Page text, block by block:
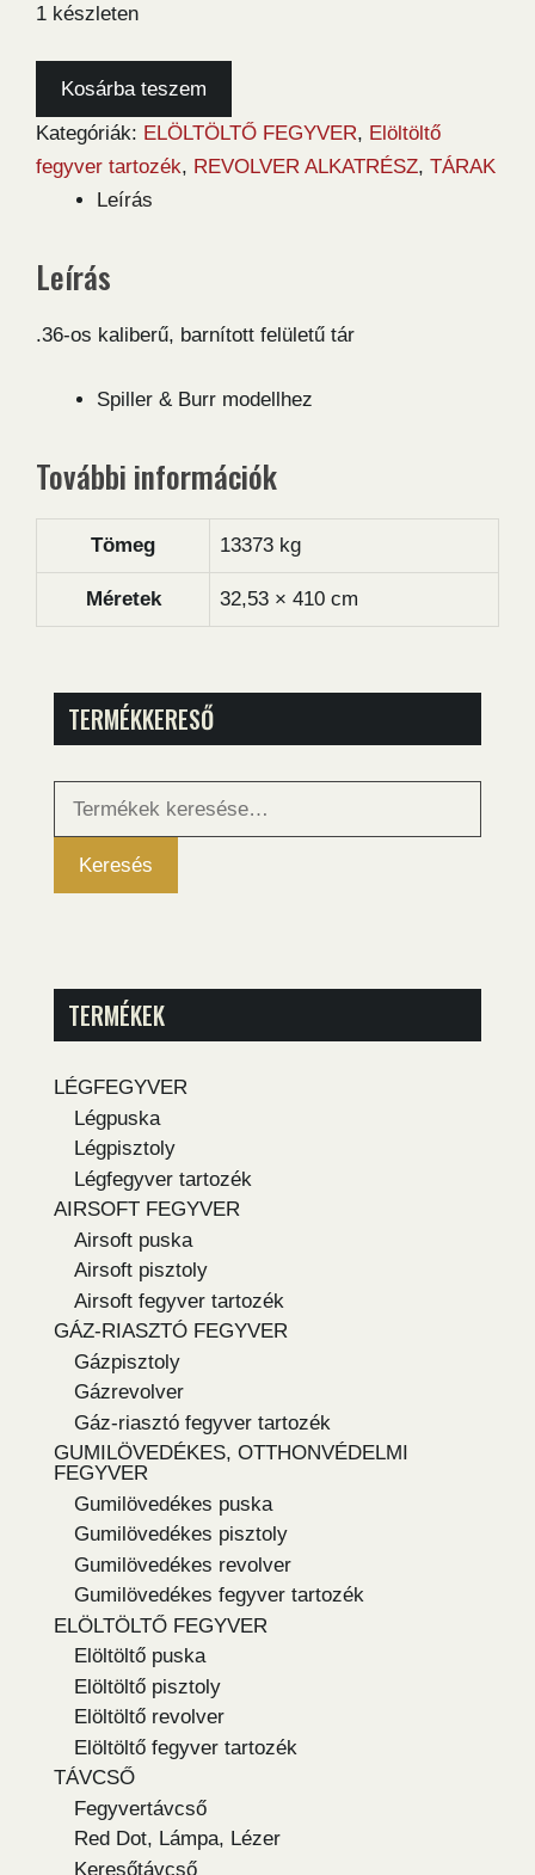
1 készleten
Pietta
Spiller
&
mennyiség
Kosárba teszem
Kategóriák: ELÖLTÖLTŐ FEGYVER, Elöltöltő
fegyver tartozék, REVOLVER ALKATRÉSZ, TÁRAK
Leírás
Leírás
.36-os kaliberű, barnított felületű tár
Spiller & Burr modellhez
További információk
Tömeg 13373 kg
Méretek 32,53 × 410 cm
TERMÉKKERESŐ
következőre:
Keresés
TERMÉKEK
LÉGFEGYVER
Légpuska
Légpisztoly
Légfegyver tartozék
AIRSOFT FEGYVER
Airsoft puska
Airsoft pisztoly
Airsoft fegyver tartozék
GÁZ-RIASZTÓ FEGYVER
Gázpisztoly
Gázrevolver
Gáz-riasztó fegyver tartozék
GUMILÖVEDÉKES, OTTHONVÉDELMI
FEGYVER
Gumilövedékes puska
Gumilövedékes pisztoly
Gumilövedékes revolver
Gumilövedékes fegyver tartozék
ELÖLTÖLTŐ FEGYVER
Elöltöltő puska
Elöltöltő pisztoly
Elöltöltő revolver
Elöltöltő fegyver tartozék
TÁVCSŐ
Fegyvertávcső
Red Dot, Lámpa, Lézer
Keresőtávcső